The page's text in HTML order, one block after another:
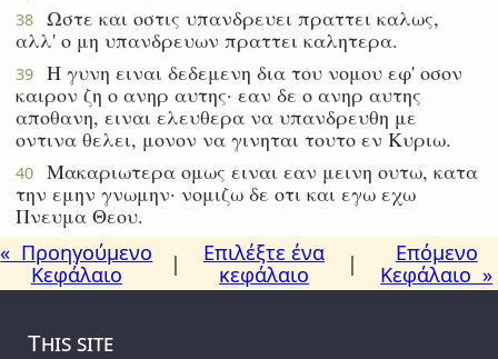
38
Ωστε και οστις υπανδρευει πραττει καλως,
αλλ' ο μη υπανδρευων πραττει καλητερα.
39
Η γυνη ειναι δεδεμενη δια του νομου εφ' οσον
καιρον ζη ο ανηρ αυτης· εαν δε ο ανηρ αυτης
αποθανη, ειναι ελευθερα να υπανδρευθη με
οντινα θελει, μονον να γινηται τουτο εν Κυριω.
40
Μακαριωτερα ομως ειναι εαν μεινη ουτω, κατα
την εμην γνωμην· νομιζω δε οτι και εγω εχω
Πνευμα Θεου.
« Προηγούμενο
Κεφάλαιο
|
Επιλέξτε ένα
κεφάλαιο
|
Επόμενο
Κεφάλαιο »
This site